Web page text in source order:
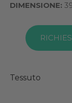
DIMENSIONE:
Tessuto